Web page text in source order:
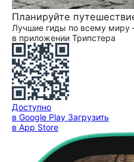
Планируйте
Лучшие гиды по всему
в приложении Трипстера
Доступно
в Google Play Загрузить
в App Store